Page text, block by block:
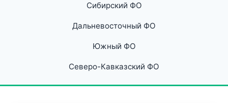
Сибирский ФО
Дальневосточный ФО
Южный ФО
Северо-Кавказский ФО